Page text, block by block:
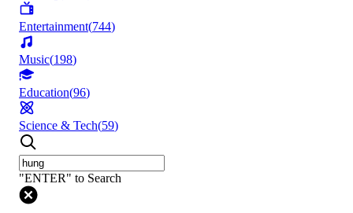
Entertainment(744)
Music(198)
Education(96)
Science & Tech(59)
"ENTER" to Search